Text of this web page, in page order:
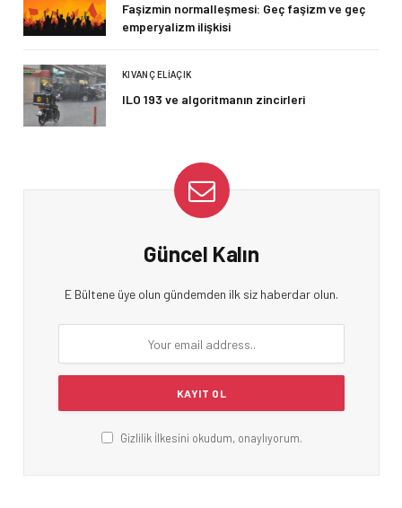
Faşizmin normalleşmesi: Geç faşizm ve geç
emperyalizm ilişkisi
KIVANÇ ELIAÇIK
ILO 193 ve algoritmanın zincirleri
Güncel Kalın
E Bültene üye olun gündemden ilk siz haberdar olun.
Gizlilik İlkesini okudum, onaylıyorum.